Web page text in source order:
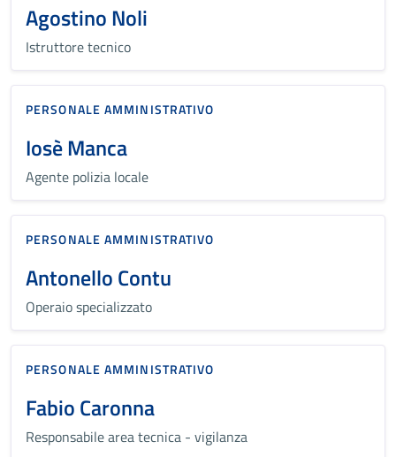
Agostino Noli
Istruttore tecnico
PERSONALE AMMINISTRATIVO
Iosè Manca
Agente polizia locale
PERSONALE AMMINISTRATIVO
Antonello Contu
Operaio specializzato
PERSONALE AMMINISTRATIVO
Fabio Caronna
Responsabile area tecnica - vigilanza